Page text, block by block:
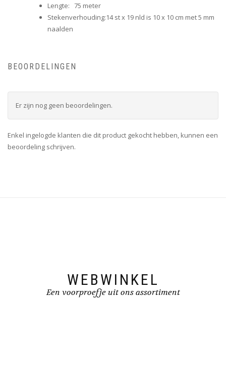
Lengte: 75 meter
Stekenverhouding:14 st x 19 nld is 10 x 10 cm met 5 mm
naalden
BEOORDELINGEN
Er zijn nog geen beoordelingen.
Enkel ingelogde klanten die dit product gekocht hebben, kunnen een
beoordeling schrijven.
WEBWINKEL
Een voorproefje uit ons assortiment